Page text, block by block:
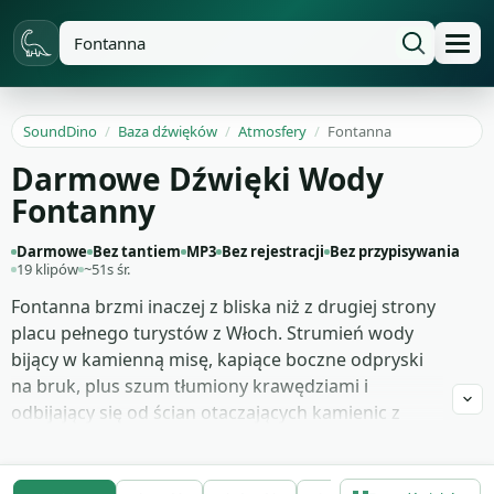
SoundDino / Baza dźwięków / Atmosfery / Fontanna
Darmowe Dźwięki Wody
Fontanny
Darmowe Bez tantiem MP3 Bez rejestracji Bez przypisywania
19 klipów ~51s śr.
Fontanna brzmi inaczej z bliska niż z drugiej strony
placu pełnego turystów z Włoch. Strumień wody
bijący w kamienną misę, kapiące boczne odpryski
na bruk, plus szum tłumiony krawędziami i
odbijający się od ścian otaczających kamienic z
miejskiego, kościelnego dziedzińca, letniego